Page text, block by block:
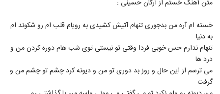
237
۲۰۰ بازدید
دانلود آهنگ کارن قلی نژاد چشم سیاهش
Siahesh)
۱۹۲ بازدید
239
Masoud Sadeghloo Chatr
متن آهنگ خستم از آرکان حسینی :
خسته ام آره من بدجوری تنهام آتیش کشیدی به رویام قلب ام رو شکوند ام
به دنیا
تنهام ندارم حس خوبی فردا وقتی تو نیستی توی شب هام دوره کردن من و
درد ها
می ترسم از این حال و روز بد دوری تو من و دیونه کرد چشم تو چشم من و
گرفت